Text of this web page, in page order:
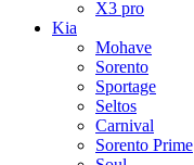
X3 pro
Kia
Mohave
Sorento
Sportage
Seltos
Carnival
Sorento Prime